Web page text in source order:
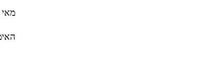
מאי 28, 2026